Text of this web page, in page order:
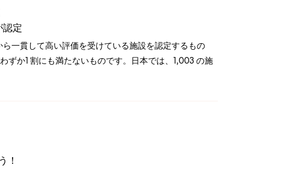
認定
一貫して高い評価を受けている施設を認定するもの
ずか1 割にも満たないものです。日本では、1,003 の施
！